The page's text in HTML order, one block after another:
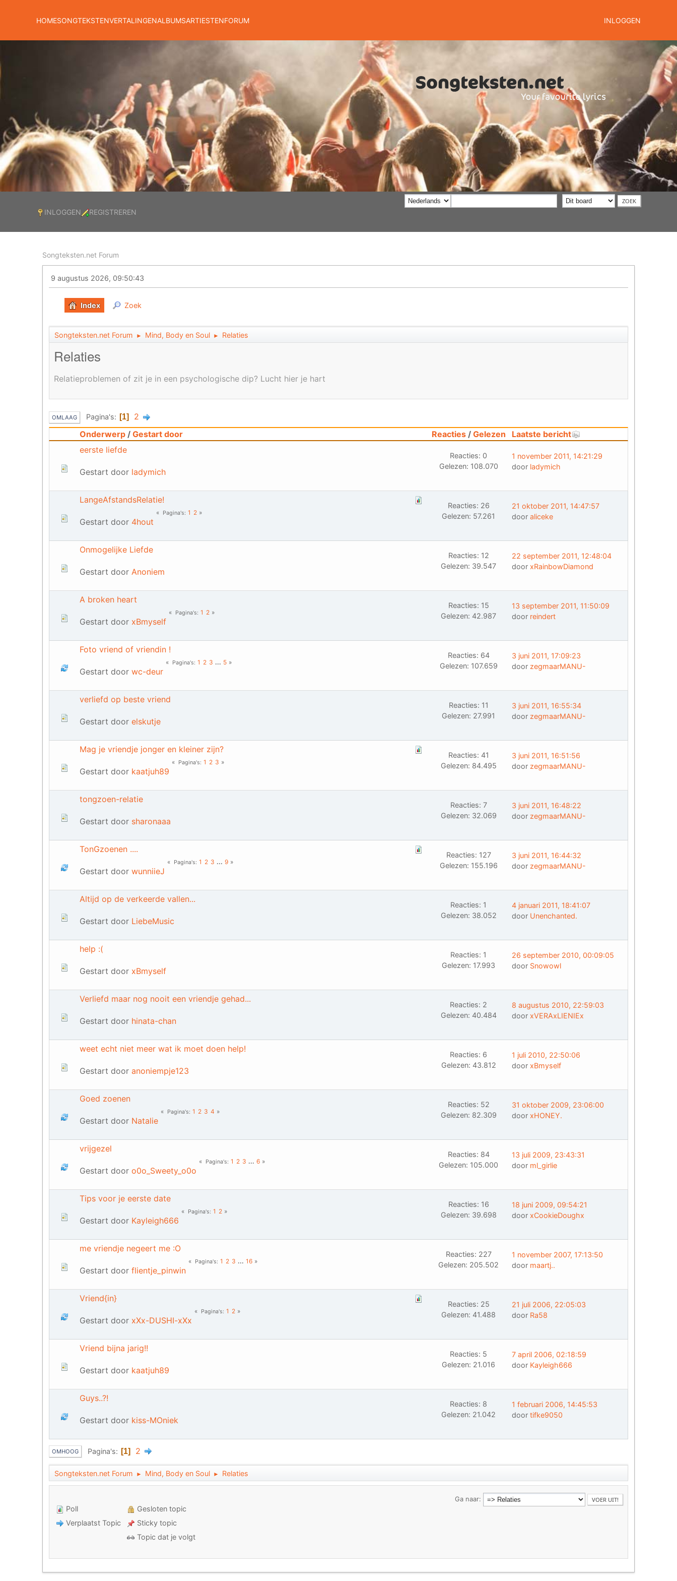
HOMESONGTEKSTENVERTALINGENALBUMSARTIESTENFORUM INLOGGEN
INLOGGEN REGISTREREN
Songteksten.net Forum
9 augustus 2026, 09:50:43
Index Zoek
Songteksten.net Forum ► Mind, Body en Soul ► Relaties
Relaties
Relatieproblemen of zit je in een psychologische dip? Lucht hier je hart
OMLAAG Pagina's 1
2
Onderwerp / Gestart door Reacties/ Gelezen
Laatste bericht
eerste liefde
Gestart door ladymich
Reacties: 0
Gelezen: 108.070
1 november 2011, 14:21:29
door ladymich
LangeAfstandsRelatie!
Gestart door 4hout
Pagina's 1 2
Reacties: 26
Gelezen: 57.261
21 oktober 2011, 14:47:57
dooraliceke
Onmogelijke Liefde
Gestart door Anoniem
Reacties: 12
Gelezen: 39.547
22 september 2011, 12:48:04
doorxRainbowDiamond
A broken heart
Gestart door xBmyself
Pagina's 1 2
Reacties: 15
Gelezen: 42.987
13 september 2011, 11:50:09
door reindert
Foto vriend of vriendin !
Gestart door wc-deur
Pagina's 1 2 3 ... 5
Reacties: 64
Gelezen: 107.659
3 juni 2011, 17:09:23
door zegmaarMANU-
verliefd op beste vriend
Gestart door elskutje
Reacties: 11
Gelezen: 27.991
3 juni 2011, 16:55:34
door zegmaarMANU-
Mag je vriendje jonger en kleiner zijn?
Gestart door kaatjuh89
Pagina's 1 2 3
Reacties: 41
Gelezen: 84.495
3 juni 2011, 16:51:56
door zegmaarMANU-
tongzoen-relatie
Gestart door sharonaaa
Reacties: 7
Gelezen: 32.069
3 juni 2011, 16:48:22
door zegmaarMANU-
TonGzoenen ....
Gestart door wunniieJ
Pagina's 1 2 3 ... 9
Reacties: 127
Gelezen: 155.196
3 juni 2011, 16:44:32
door zegmaarMANU-
Altijd op de verkeerde vallen...
Gestart door LiebeMusic
Reacties: 1
Gelezen: 38.052
4 januari 2011, 18:41:07
door Unenchanted.
help :(
Gestart door xBmyself
Reacties: 1
Gelezen: 17.993
26 september 2010, 00:09:05
door Snowowl
Verliefd maar nog nooit een vriendje gehad...
Gestart door hinata-chan
Reacties: 2
Gelezen: 40.484
8 augustus 2010, 22:59:03
doorxVERAxLIENIEx
weet echt niet meer wat ik moet doen help!
Gestart door anoniempje123
Reacties: 6
Gelezen: 43.812
1 juli 2010, 22:50:06
doorxBmyself
Goed zoenen
Gestart door Natalie
Pagina's 1 2 3 4
Reacties: 52
Gelezen: 82.309
31 oktober 2009, 23:06:00
doorxHONEY.
vrijgezel
Gestart door o0o_Sweety_o0o
Pagina's 1 2 3 ... 6
Reacties: 84
Gelezen: 105.000
13 juli 2009, 23:43:31
door ml_girlie
Tips voor je eerste date
Gestart door Kayleigh666
Pagina's 1 2
Reacties: 16
Gelezen: 39.698
18 juni 2009, 09:54:21
doorxCookieDoughx
me vriendje negeert me :O
Gestart door flientje_pinwin
Pagina's 1 2 3 ... 16
Reacties: 227
Gelezen: 205.502
1 november 2007, 17:13:50
door maartj..
Vriend{in}
Gestart door xXx-DUSHI-xXx
Pagina's 1 2
Reacties: 25
Gelezen: 41.488
21 juli 2006, 22:05:03
door Ra58
Vriend bijna jarig!!
Gestart door kaatjuh89
Reacties: 5
Gelezen: 21.016
7 april 2006, 02:18:59
door Kayleigh666
Guys..?!
Gestart door kiss-MOniek
Reacties: 8
Gelezen: 21.042
1 februari 2006, 14:45:53
doortifke9050
OMHOOG Pagina's 1 2
Songteksten.net Forum ► Mind, Body en Soul ► Relaties
Ga naar
Poll
Verplaatst Topic
Gesloten topic
Sticky topic
Topic dat je volgt